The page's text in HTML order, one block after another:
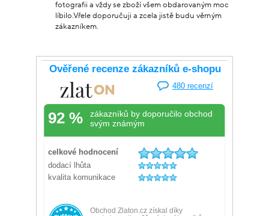
fotografii a vždy se zboží všem obdarovaným moc
líbilo.Vřele doporučuji a zcela jistě budu věrným
zákazníkem.